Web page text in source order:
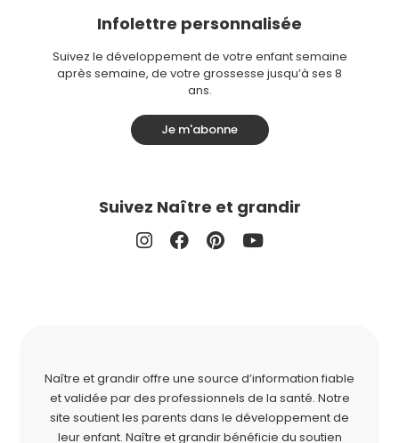
Infolettre personnalisée
Suivez le développement de votre enfant semaine
après semaine, de votre grossesse jusqu’à ses 8
ans.
Je m'abonne
Suivez Naître et grandir
Naître et grandir offre une source d’information fiable
et validée par des professionnels de la santé. Notre
site soutient les parents dans le développement de
leur enfant. Naître et grandir bénéficie du soutien